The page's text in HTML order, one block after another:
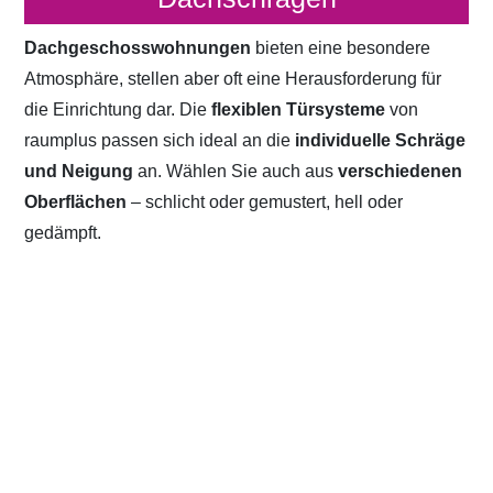
Dachgeschosswohnungen bieten eine besondere
Atmosphäre, stellen aber oft eine Herausforderung für
die Einrichtung dar. Dieflexiblen Türsystemevon
raumplus passen sich ideal an die individuelle Schräge
und Neigung an. Wählen Sie auch ausverschiedenen
Oberflächen – schlicht oder gemustert, hell oder
gedämpft.